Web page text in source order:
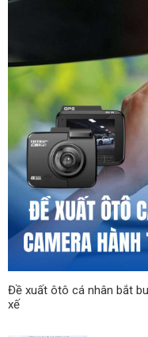
Đề xuất ôtô cá nhân bắt
xế